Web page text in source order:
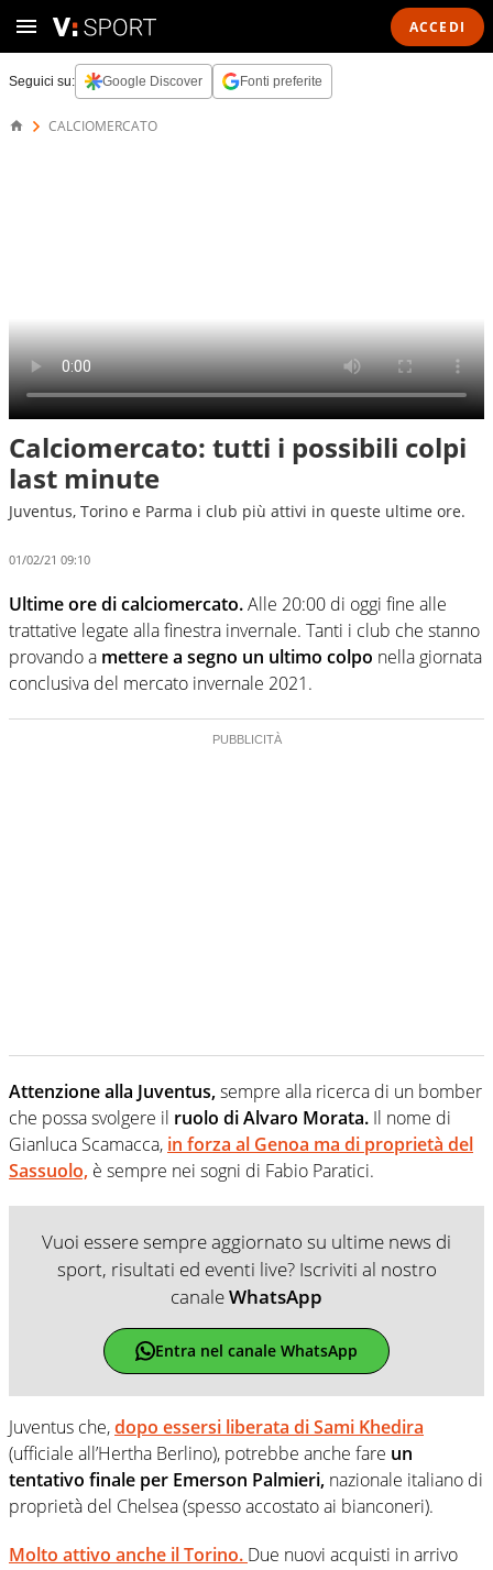
ACCEDI
Seguici su: Google Discover Fonti preferite
CALCIOMERCATO
Calciomercato: tutti i possibili colpi
last minute
Juventus, Torino e Parma i club più attivi in queste ultime ore.
01/02/21 09:10
Ultime ore di calciomercato.Alle 20:00 di oggi fine alle
trattative legate alla finestra invernale. Tanti i club che stanno
provando a mettere a segno un ultimo colpo nella giornata
conclusiva del mercato invernale 2021.
Attenzione alla Juventus,sempre alla ricerca di un bomber
che possa svolgere il ruolo di Alvaro Morata. Il nome di
Gianluca Scamacca, in forza al Genoa ma di proprietà del
Sassuolo, è sempre nei sogni di Fabio Paratici.
Vuoi essere sempre aggiornato su ultime news di
sport, risultati ed eventi live? Iscriviti al nostro
canaleWhatsApp
Entra nel canale WhatsApp
Juventus che,dopo essersi liberata di Sami Khedira
(ufficiale all’Hertha Berlino), potrebbe anche fare un
tentativo finale per Emerson Palmieri, nazionale italiano di
proprietà del Chelsea (spesso accostato ai bianconeri).
Molto attivo anche il Torino. Due nuovi acquisti in arrivo